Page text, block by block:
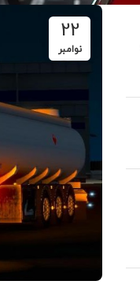
22
نوامبر